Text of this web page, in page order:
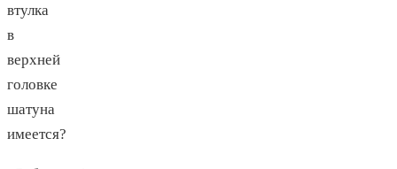
втулка
в
верхней
головке
шатуна
имеется?